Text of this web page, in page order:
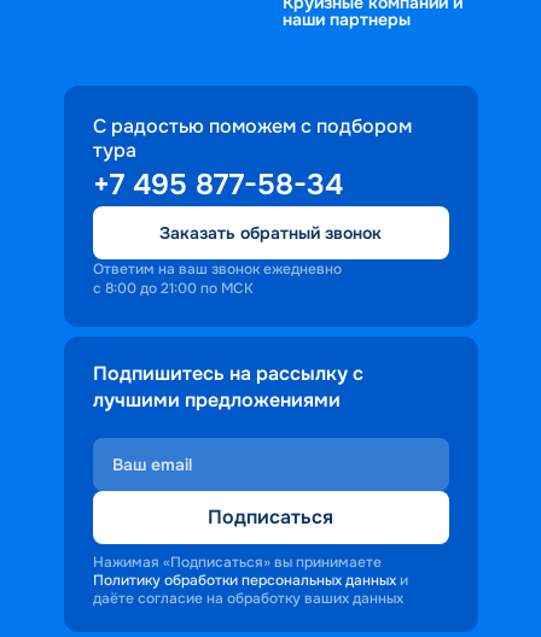
наши партнеры
С радостью поможем с подбором
тура
+7 495 877-58-34
Заказать обратный звонок
Ответим на ваш звонок ежедневно
с 8:00 до 21:00 по МСК
Подпишитесь на рассылку с
лучшими предложениями
Подписаться
Нажимая «Подписаться» вы принимаете
Политику обработки персональных данных и
даёте согласие на обработку ваших данных